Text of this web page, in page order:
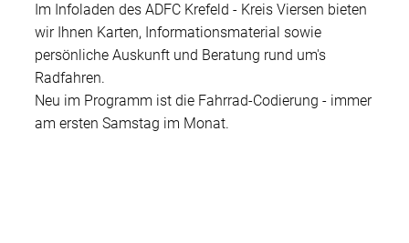
Im Infoladen des ADFC Krefeld - Kreis Viersen bieten
wir Ihnen Karten, Informationsmaterial sowie
persönliche Auskunft und Beratung rund um's
Radfahren.
Neu im Programm ist die Fahrrad-Codierung - immer
am ersten Samstag im Monat.